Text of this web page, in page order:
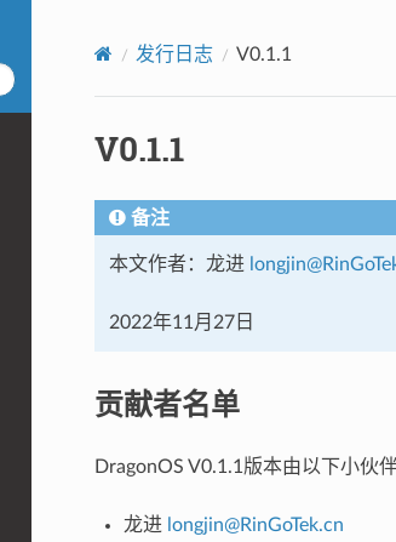
发行日志 V0.1.1
V0.1.1
备注
本文作者：龙进 longjin@
2022年11月27日
贡献者名单
DragonOS V0.1.1版本由以下小伙
龙进 longjin@RinGoTek.cn